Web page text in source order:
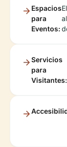
Espacios
para
Eventos:
Servicios
para
Visitantes: